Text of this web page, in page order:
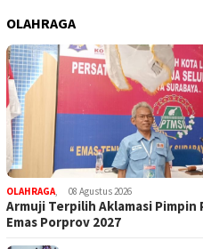
OLAHRAGA
OLAHRAGA, 08 Agustus 2026
Armuji Terpilih Aklamasi Pimpin
Emas Porprov 2027